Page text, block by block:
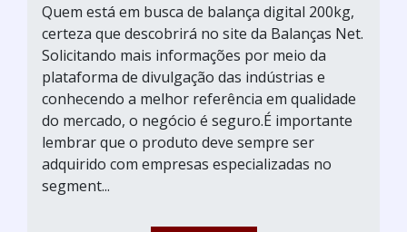
Quem está em busca de balança digital 200kg,
certeza que descobrirá no site da Balanças Net.
Solicitando mais informações por meio da
plataforma de divulgação das indústrias e
conhecendo a melhor referência em qualidade
do mercado, o negócio é seguro.É importante
lembrar que o produto deve sempre ser
adquirido com empresas especializadas no
segment...